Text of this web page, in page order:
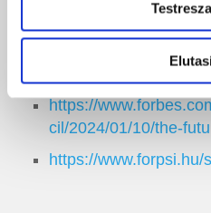
https://
https://
cil/2024/01/10/the-
https://www.forpsi.hu/